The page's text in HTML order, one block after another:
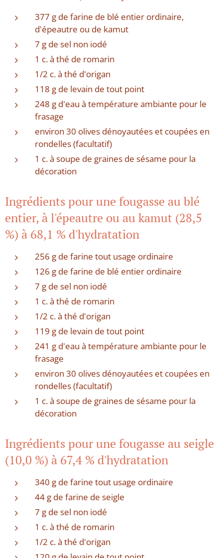
377 g de farine de blé entier ordinaire,
d'épeautre ou de kamut
7 g de sel non iodé
1 c. à thé de romarin
1/2 c. à thé d'origan
118 g de levain de tout point
248 g d'eau à température ambiante pour le
frasage
environ 30 olives dénoyautées et coupées en
rondelles (facultatif)
1 c. à soupe de graines de sésame pour la
décoration
Ingrédients pour une fougasse au blé
entier, à l'épeautre ou au kamut (28,5
%) à 68,1 % d'hydratation
256 g de farine tout usage ordinaire
126 g de farine de blé entier ordinaire
7 g de sel non iodé
1 c. à thé de romarin
1/2 c. à thé d'origan
119 g de levain de tout point
241 g d'eau à température ambiante pour le
frasage
environ 30 olives dénoyautées et coupées en
rondelles (facultatif)
1 c. à soupe de graines de sésame pour la
décoration
Ingrédients pour une fougasse au seigle
(10,0 %) à 67,4 % d'hydratation
340 g de farine tout usage ordinaire
44 g de farine de seigle
7 g de sel non iodé
1 c. à thé de romarin
1/2 c. à thé d'origan